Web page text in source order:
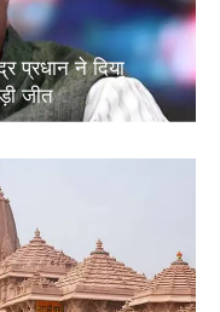
प्रधान ने दिया
जीत